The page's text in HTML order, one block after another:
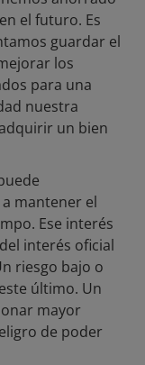
el futuro. Es
guardar el
los
para una
nuestra
un bien
mantener el
Ese interés
interés oficial
riesgo bajo o
último. Un
mayor
de poder